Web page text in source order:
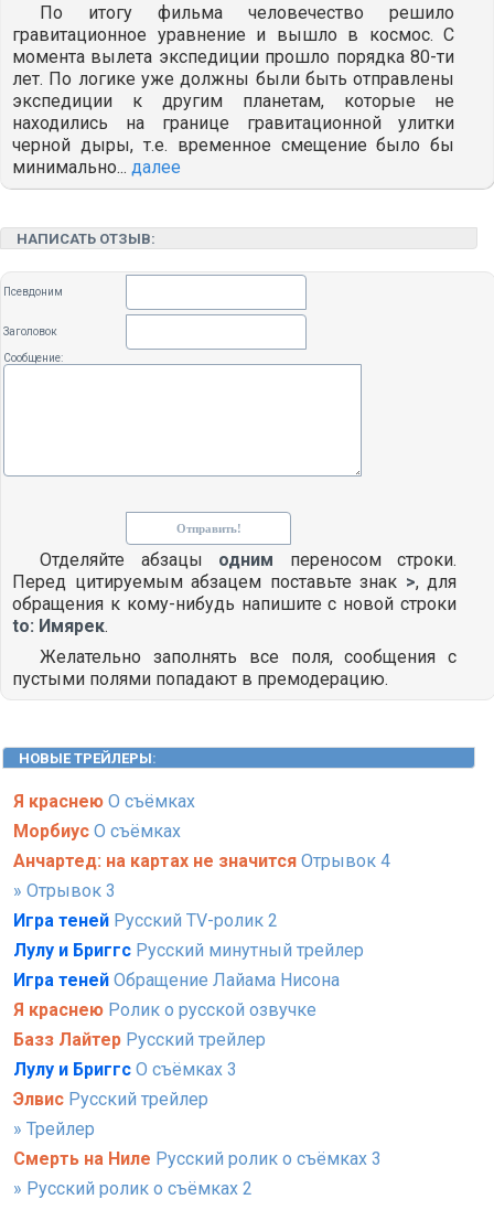
По итогу фильма человечество решило
гравитационное уравнение и вышло в космос. С
момента вылета экспедиции прошло порядка 80-ти
лет. По логике уже должны были быть отправлены
экспедиции к другим планетам, которые не
находились на границе гравитационной улитки
черной дыры, т.е. временное смещение было бы
минимально... далее
НАПИСАТЬ ОТЗЫВ:
Псевдоним
Заголовок
Сообщение:
Отделяйте абзацы одним переносом строки.
Перед цитируемым абзацем поставьте знак >, для
обращения к кому-нибудь напишите с новой строки
to: Имярек.
Желательно заполнять все поля, сообщения с
пустыми полями попадают в премодерацию.
НОВЫЕ ТРЕЙЛЕРЫ:
Я краснею О съёмках
Морбиус О съёмках
Анчартед: на картах не значится Отрывок 4
» Отрывок 3
Игра теней Русский TV-ролик 2
Лулу и Бриггс Русский минутный трейлер
Игра теней Обращение Лайама Нисона
Я краснею Ролик о русской озвучке
Базз Лайтер Русский трейлер
Лулу и Бриггс О съёмках 3
Элвис Русский трейлер
» Трейлер
Смерть на Ниле Русский ролик о съёмках 3
» Русский ролик о съёмках 2